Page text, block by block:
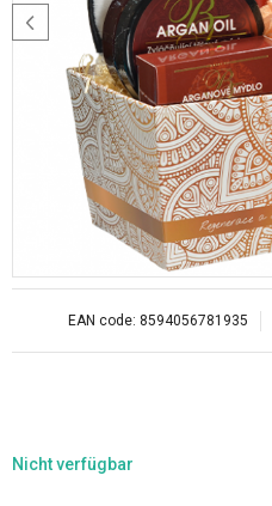
EAN code: 8594056781935
Nicht verfügbar